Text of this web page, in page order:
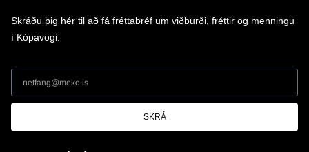
Skráðu þig hér til að fá fréttabréf um viðburði, fréttir og menningu
í Kópavogi.
SKRÁ